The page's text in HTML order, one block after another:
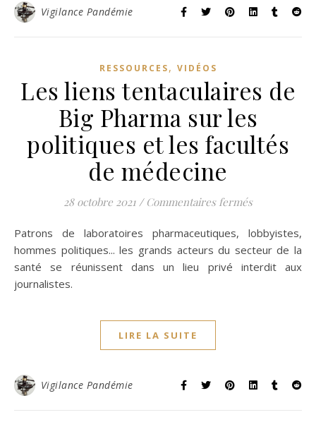
Vigilance Pandémie
RESSOURCES, VIDÉOS
Les liens tentaculaires de
Big Pharma sur les
politiques et les facultés
de médecine
28 octobre 2021 / Commentaires ferméssur Les liens
Patrons de laboratoires pharmaceutiques, lobbyistes,
hommes politiques... les grands acteurs du secteur de la
santé se réunissent dans un lieu privé interdit aux
journalistes.
LIRE LA SUITE
Vigilance Pandémie